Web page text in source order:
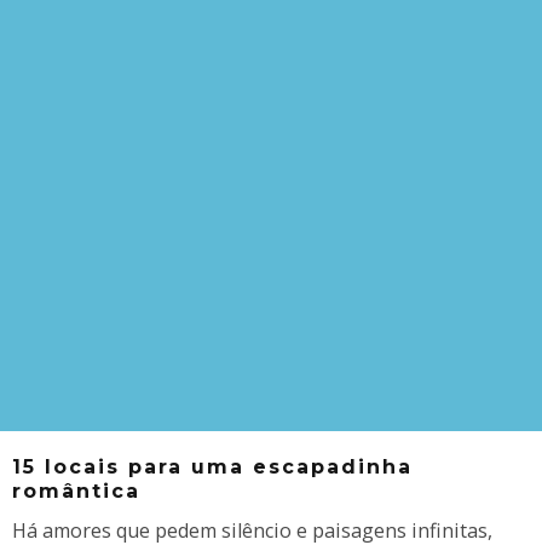
15 locais para uma escapadinha
romântica
Há amores que pedem silêncio e paisagens infinitas,